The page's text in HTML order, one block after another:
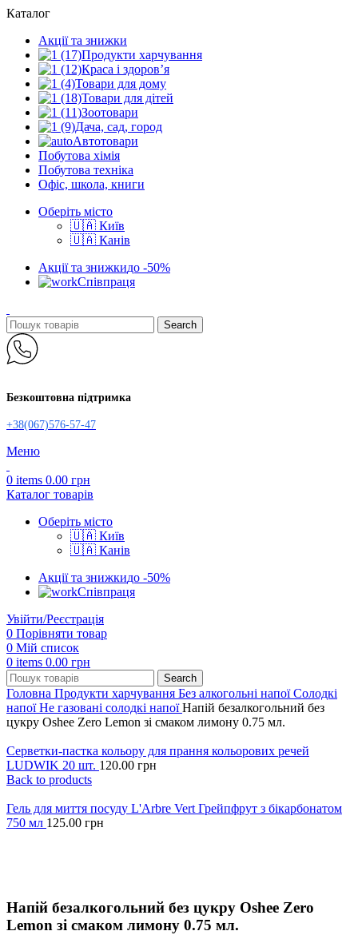
Каталог
Акції та знижки
Продукти харчування
Краса і здоров’я
Товари для дому
Товари для дітей
Зоотовари
Дача, сад, город
Автотовари
Побутова хімія
Побутова техніка
Офіс, школа, книги
Оберіть місто
🇺🇦 Київ
🇺🇦 Канів
Акції та знижкидо -50%
Співпраця
Search
Безкоштовна підтримка
+38(067)576-57-47
Меню
0 items 0.00 грн
Каталог товарів
Оберіть місто
🇺🇦 Київ
🇺🇦 Канів
Акції та знижкидо -50%
Співпраця
Увійти/Реєстрація
0 Порівняти товар
0 Мій список
0 items 0.00 грн
Search
Головна Продукти харчування Без алкогольні напоїСолодкі
напоїНе газовані солодкі напоїНапій безалкогольний без
цукру Oshee Zero Lemon зі смаком лимону 0.75 мл.
Серветки-пастка кольору для прання кольорових речей
LUDWIK 20 шт. 120.00 грн
Back to products
Гель для миття посуду L'Arbre Vert Грейпфрут з бікарбонатом
750 мл 125.00 грн
Напій безалкогольний без цукру Oshee Zero
Lemon зі смаком лимону 0.75 мл.